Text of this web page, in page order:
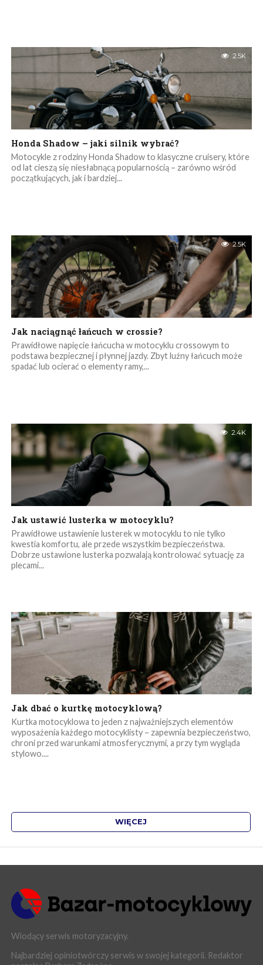
2.5K
Honda Shadow – jaki silnik wybrać?
Motocykle z rodziny Honda Shadow to klasyczne cruisery, które
od lat cieszą się niesłabnącą popularnością – zarówno wśród
początkujących, jak i bardziej...
2.5K
Jak naciągnąć łańcuch w crossie?
Prawidłowe napięcie łańcucha w motocyklu crossowym to
podstawa bezpiecznej i płynnej jazdy. Zbyt luźny łańcuch może
spadać lub ocierać o elementy ramy,...
2.4K
Jak ustawić lusterka w motocyklu?
Prawidłowe ustawienie lusterek w motocyklu to nie tylko
kwestia komfortu, ale przede wszystkim bezpieczeństwa.
Dobrze ustawione lusterka pozwalają kontrolować sytuację za
plecami...
2.5K
Jak dbać o kurtkę motocyklową?
Kurtka motocyklowa to jeden z najważniejszych elementów
wyposażenia każdego motocyklisty – zapewnia bezpieczeństwo,
chroni przed warunkami atmosferycznymi, a przy tym wygląda
stylowo....
WIĘCEJ
Wiodący serwis motoryzacyjny.
Najbardziej opiniotwórczy serwis w swojej kategorii. Redaktor